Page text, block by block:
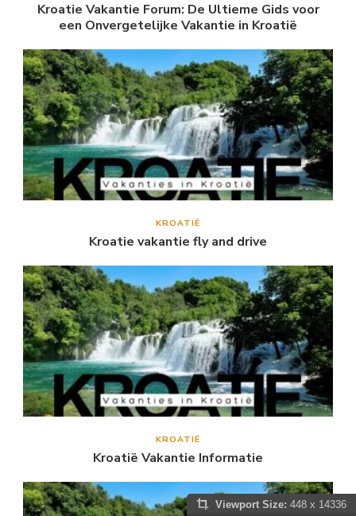
Kroatie Vakantie Forum: De Ultieme Gids voor
een Onvergetelijke Vakantie in Kroatië
KROATIË
Kroatie vakantie fly and drive
KROATIË
Kroatië Vakantie Informatie
Viewport Size: 448 x 14336